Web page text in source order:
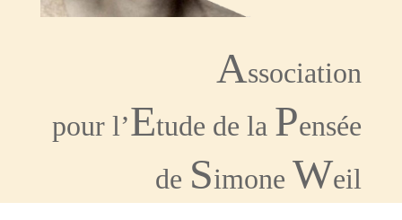
Association
pour l’Etude de la Pensée
de Simone Weil